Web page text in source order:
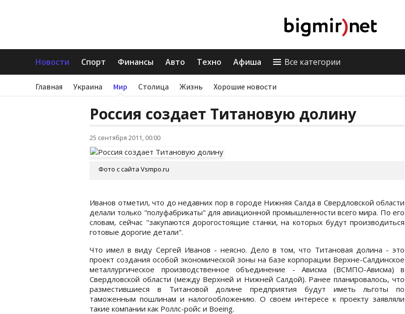
Новости Спорт Финансы Авто Техно Афиша Все категории
Главная Украина Мир Столица Жизнь Хорошие новости
Россия создает Титановую долину
25 сентября 2011, 00:00
Фото с сайта Vsmpo.ru
Иванов отметил, что до недавних пор в городе Нижняя Салда в Свердловской области
делали только "полуфабрикаты" для авиационной промышленности всего мира. По его
словам, сейчас "закупаются дорогостоящие станки, на которых будут производиться
готовые дорогие детали".
Что имел в виду Сергей Иванов - неясно. Дело в том, что Титановая долина - это
проект создания особой экономической зоны на базе корпорации Верхне-Салдинское
металлургическое производственное объединение - Ависма (ВСМПО-Ависма) в
Свердловской области (между Верхней и Нижней Салдой). Ранее планировалось, что
разместившиеся в Титановой долине предприятия будут иметь льготы по
таможенным пошлинам и налогообложению. О своем интересе к проекту заявляли
такие компании как Роллс-ройс и Boeing.